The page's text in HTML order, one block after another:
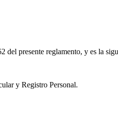
del presente reglamento, y es la
y Registro Personal.